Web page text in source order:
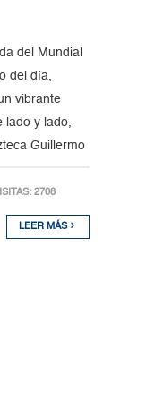
del Mundial
del día,
vibrante
lado y lado,
Guillermo
2708
LEER MÁS